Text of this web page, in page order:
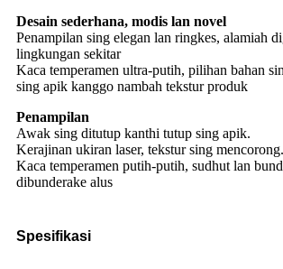
Desain sederhana, modis lan novel
Penampilan sing elegan lan ringkes, alamiah
lingkungan sekitar
Kaca temperamen ultra-putih, pilihan bahan
sing apik kanggo nambah tekstur produk
Penampilan
Awak sing ditutup kanthi tutup sing apik.
Kerajinan ukiran laser, tekstur sing mencorong.
Kaca temperamen putih-putih, sudhut lan
dibunderake alus
Spesifikasi